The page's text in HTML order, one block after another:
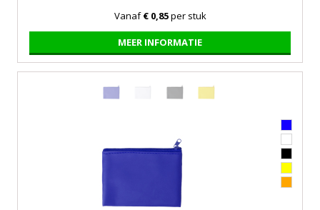
Vanaf€ 0,85per stuk
MEER INFORMATIE